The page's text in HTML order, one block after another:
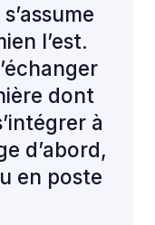
l’est.
dont
à
d’abord,
en poste